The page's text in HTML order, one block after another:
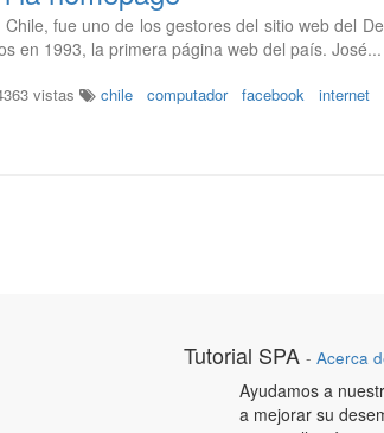
fue uno de los gestores del sitio web del
en 1993, la primera página web del país. José...
vistas chile computador facebook internet
Tutorial SPA - Acerca
Ayudamos a
a mejorar su